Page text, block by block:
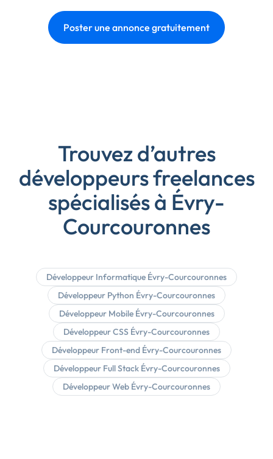
Poster une annonce gratuitement
Trouvez d’autres
développeurs freelances
spécialisés à Évry-
Courcouronnes
Développeur Informatique Évry-Courcouronnes
Développeur Python Évry-Courcouronnes
Développeur Mobile Évry-Courcouronnes
Développeur CSS Évry-Courcouronnes
Développeur Front-end Évry-Courcouronnes
Développeur Full Stack Évry-Courcouronnes
Développeur Web Évry-Courcouronnes